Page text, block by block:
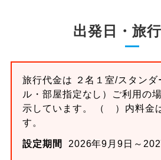
出発日・旅
旅行代金は ２名１室/スタンダ
ル・部屋指定なし）ご利用の
示しています。 （ ）内料金
す。
設定期間 2026年9月9日～